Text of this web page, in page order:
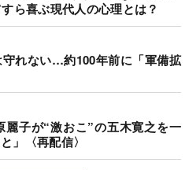
ら喜ぶ現代人の心理とは？
れない…約100年前に「軍備拡
子が“激おこ”の五木寛之を一
」〈再配信〉